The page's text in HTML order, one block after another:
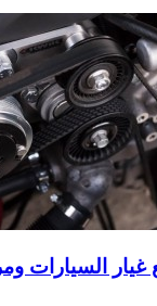
السيارات